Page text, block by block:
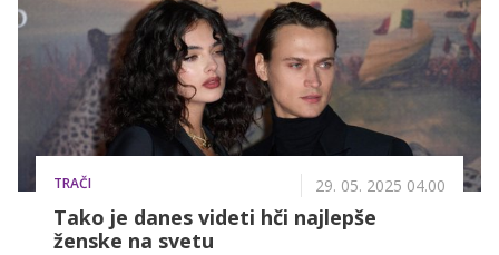
TRAČI 29. 05. 2025 04.00
Tako je danes videti hči najlepše
ženske na svetu